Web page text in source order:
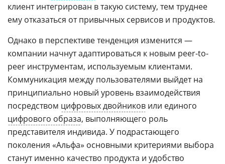
клиент интегрирован в такую систему, тем труднее
ему отказаться от привычных сервисов и продуктов.
Однако в перспективе тенденция изменится —
компании начнут адаптироваться к новым peer-to-
peer инструментам, используемым клиентами.
Коммуникация между пользователями выйдет на
принципиально новый уровень взаимодействия
посредством цифровых двойников или единого
цифрового образа, выполняющего роль
представителя индивида. У подрастающего
поколения «Альфа» основными критериями выбора
станут именно качество продукта и удобство